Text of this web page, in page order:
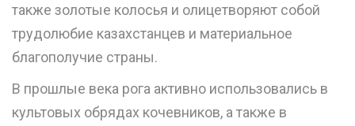
также золотые колосья и олицетворяют собой
трудолюбие казахстанцев и материальное
благополучие страны.
В прошлые века рога активно использовались в
культовых обрядах кочевников, а также в